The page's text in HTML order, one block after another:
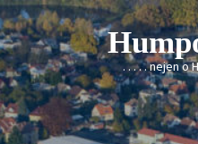
Skip
to
content
. . . . . nejen o